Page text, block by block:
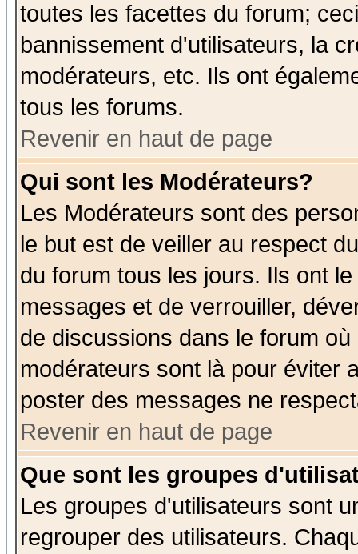
toutes les facettes du forum;
bannissement d'utilisateurs, la
modérateurs, etc. Ils ont
tous les forums.
Revenir en haut de page
Qui sont les Modérateurs?
Les Modérateurs sont des
le but est de veiller au respect
du forum tous les jours. Ils ont
messages et de verrouiller,
de discussions dans le forum
modérateurs sont là pour éviter
poster des messages ne
Revenir en haut de page
Que sont les groupes
Les groupes d'utilisateurs sont
regrouper des utilisateurs.